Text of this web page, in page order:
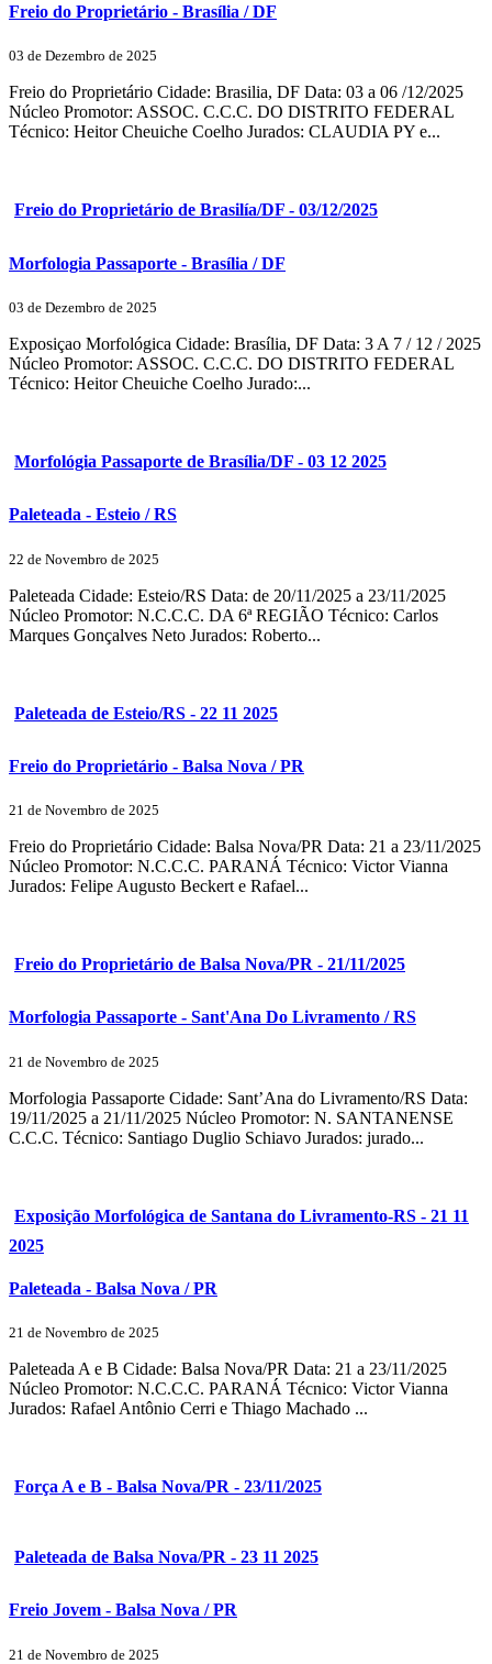
Freio do Proprietário - Brasília / DF
03 de Dezembro de 2025
Freio do Proprietário Cidade: Brasilia, DF Data: 03 a 06 /12/2025
Núcleo Promotor: ASSOC. C.C.C. DO DISTRITO FEDERAL
Técnico: Heitor Cheuiche Coelho Jurados: CLAUDIA PY e...
Freio do Proprietário de Brasilía/DF - 03/12/2025
Morfologia Passaporte - Brasília / DF
03 de Dezembro de 2025
Exposiçao Morfológica Cidade: Brasília, DF Data: 3 A 7 / 12 / 2025
Núcleo Promotor: ASSOC. C.C.C. DO DISTRITO FEDERAL
Técnico: Heitor Cheuiche Coelho Jurado:...
Morfológia Passaporte de Brasília/DF - 03 12 2025
Paleteada - Esteio / RS
22 de Novembro de 2025
Paleteada Cidade: Esteio/RS Data: de 20/11/2025 a 23/11/2025
Núcleo Promotor: N.C.C.C. DA 6ª REGIÃO Técnico: Carlos
Marques Gonçalves Neto Jurados: Roberto...
Paleteada de Esteio/RS - 22 11 2025
Freio do Proprietário - Balsa Nova / PR
21 de Novembro de 2025
Freio do Proprietário Cidade: Balsa Nova/PR Data: 21 a 23/11/2025
Núcleo Promotor: N.C.C.C. PARANÁ Técnico: Victor Vianna
Jurados: Felipe Augusto Beckert e Rafael...
Freio do Proprietário de Balsa Nova/PR - 21/11/2025
Morfologia Passaporte - Sant'Ana Do Livramento / RS
21 de Novembro de 2025
Morfologia Passaporte Cidade: Sant’Ana do Livramento/RS Data:
19/11/2025 a 21/11/2025 Núcleo Promotor: N. SANTANENSE
C.C.C. Técnico: Santiago Duglio Schiavo Jurados: jurado...
Exposição Morfológica de Santana do Livramento-RS - 21 11
2025
Paleteada - Balsa Nova / PR
21 de Novembro de 2025
Paleteada A e B Cidade: Balsa Nova/PR Data: 21 a 23/11/2025
Núcleo Promotor: N.C.C.C. PARANÁ Técnico: Victor Vianna
Jurados: Rafael Antônio Cerri e Thiago Machado ...
Força A e B - Balsa Nova/PR - 23/11/2025
Paleteada de Balsa Nova/PR - 23 11 2025
Freio Jovem - Balsa Nova / PR
21 de Novembro de 2025